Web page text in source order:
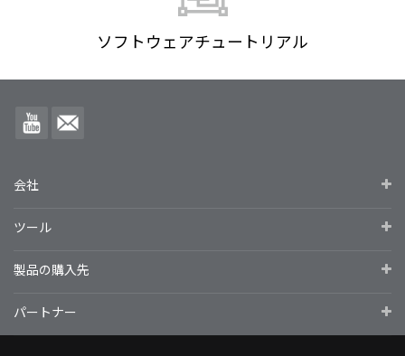
ソフトウェアチュートリアル
会社
ツール
製品の購入先
パートナー